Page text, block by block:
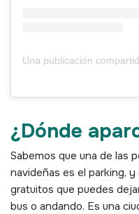
¿Dónde
Sabemos que una de las
navideñas es el parking,
gratuitos que puedes
bus o andando. Es una